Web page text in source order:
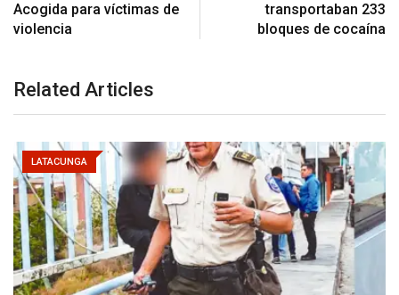
Acogida para víctimas de
violencia
transportaban 233
bloques de cocaína
Related Articles
LATACUNGA